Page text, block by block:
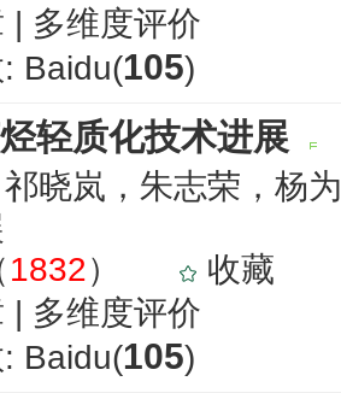
| 多维度评价
Baidu(105)
轻质化技术进展
晓岚，朱志荣，杨
1832）
收藏
| 多维度评价
Baidu(105)